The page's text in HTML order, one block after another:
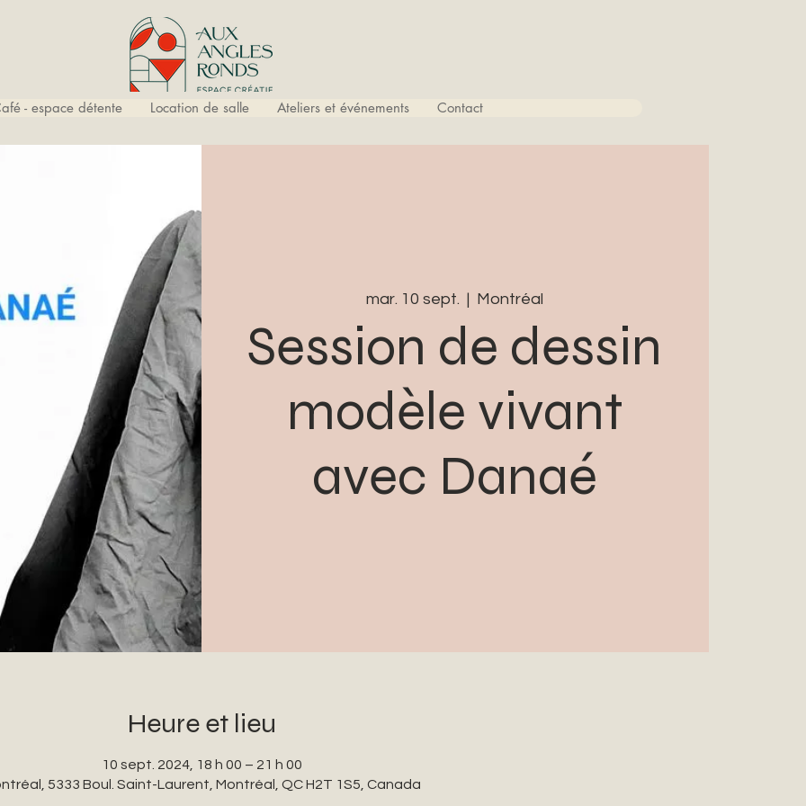
- espace détente Location de salle Ateliers et événements Contact
mar. 10 sept.
  |
Montréal
Session de dessin
modèle vivant
avec Danaé
Heure et lieu
10 sept. 2024, 18 h 00 – 21 h 00
5333 Boul. Saint-Laurent, Montréal, QC H2T 1S5, Canada